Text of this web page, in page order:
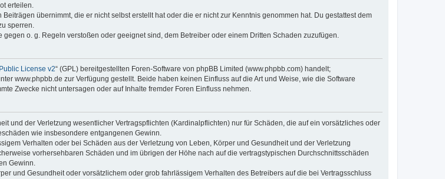
erteilen.
übernimmt, die er nicht selbst erstellt hat oder die er nicht zur Kenntnis genommen hat. Du gestattest dem
sperren.
o. g. Regeln verstoßen oder geeignet sind, dem Betreiber oder einem Dritten Schaden zuzufügen.
License v2“ (GPL) bereitgestellten Foren-Software von phpBB Limited (www.phpbb.com) handelt;
www.phpbb.de zur Verfügung gestellt. Beide haben keinen Einfluss auf die Art und Weise, wie die Software
Zwecke nicht untersagen oder auf Inhalte fremder Foren Einfluss nehmen.
und der Verletzung wesentlicher Vertragspflichten (Kardinalpflichten) nur für Schäden, die auf ein vorsätzliches oder
wie insbesondere entgangenen Gewinn.
Verhalten oder bei Schäden aus der Verletzung von Leben, Körper und Gesundheit und der Verletzung
vorhersehbaren Schäden und im übrigen der Höhe nach auf die vertragstypischen Durchschnittsschäden
Gewinn.
und Gesundheit oder vorsätzlichem oder grob fahrlässigem Verhalten des Betreibers auf die bei Vertragsschluss